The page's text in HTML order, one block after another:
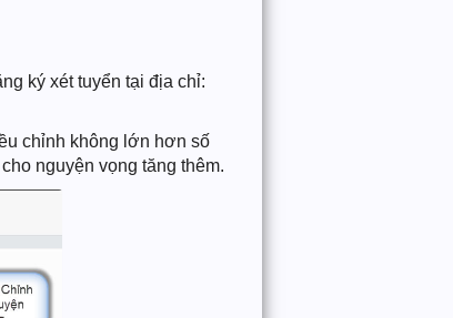
ký xét tuyển tại địa chỉ:
chỉnh không lớn hơn số
nguyện vọng tăng thêm.